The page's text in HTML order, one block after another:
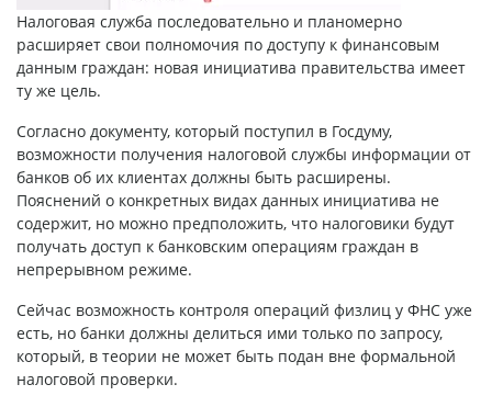
Налоговая служба последовательно и планомерно
расширяет свои полномочия по доступу к финансовым
данным граждан: новая инициатива правительства имеет
ту же цель.
Согласно документу, который поступил в Госдуму,
возможности получения налоговой службы информации от
банков об их клиентах должны быть расширены.
Пояснений о конкретных видах данных инициатива не
содержит, но можно предположить, что налоговики будут
получать доступ к банковским операциям граждан в
непрерывном режиме.
Сейчас возможность контроля операций физлиц у ФНС уже
есть, но банки должны делиться ими только по запросу,
который, в теории не может быть подан вне формальной
налоговой проверки.